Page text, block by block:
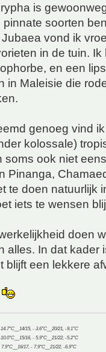
is
pinnate soorten
vond ik
in de tuin.
en een
in Maleisie die
genoeg vind
kolossale)
soms ook niet
Pinanga,
te doen natuurlijk
iets te wensen
doen
alles. In dat kader
blijft een lekkere
15, - 3.6°C__20/21, -9.1°C
16, - 5.9°C__21/22, -5.2°C
7.9°C__16/17, - 7.9°C__21/22, -6.9°C